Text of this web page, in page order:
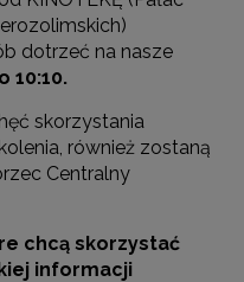
dotrzeć na nasze
10:10.
skorzystania
również zostaną
Centralny
chcą skorzystać
informacji